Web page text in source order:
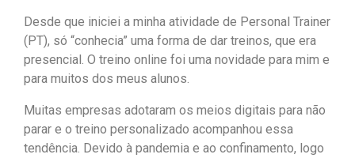
Desde que iniciei a minha atividade de Personal Trainer
(PT), só “conhecia” uma forma de dar treinos, que era
presencial. O treino online foi uma novidade para mim e
para muitos dos meus alunos.
Muitas empresas adotaram os meios digitais para não
parar e o treino personalizado acompanhou essa
tendência. Devido à pandemia e ao confinamento, logo